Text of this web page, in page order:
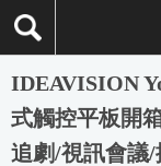
IDEAVISION
式觸控平板開
追劇/視訊會議